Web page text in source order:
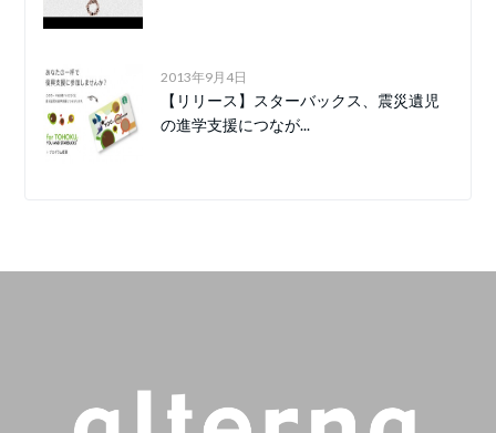
2013年9月4日
【リリース】スターバックス、震災遺児
の進学支援につなが...